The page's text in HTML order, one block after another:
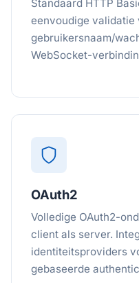
Standaard HTTP
eenvoudige validatie
gebruikersnaam/
WebSocket-
OAuth2
Volledige OAuth2-
client als server.
identiteitsproviders
gebaseerde